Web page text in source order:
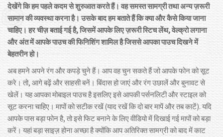
देखेंगे कि हम पहले कदम से शुरुआत करते हैं। वह समस्त सामग्री तथा अन्य ज़रूरी
सामान की व्यवस्था करना है। उसके बाद हम बताते हैं कि क्या और कैसे किया जाना
चाहिए। हर चीज़ बताई गई है, जिसमें आपके लिए ज़रूरी स्टिच लेंथ, वेल्क्रो लगाना
और अंत में आपके पाउच की फिनिशिंग शामिल है जिससे आपका पाउच दिखने में
बेहतरीन हो।
अब हमने अपने रंग और कपड़े चुने हैं। आप वह चुन सकते हैं जो आपके फोन को सूट
करे। तो, आगे बढ़ें और साहसी बनें। बिंदास हो जाएं और रंग उछालें और बुनावट से
खेलें। यह आपका मोबाइल पाउच है इसलिए इसे आपकी पर्सनलिटी और स्टाइल को
सूट करना चाहिए। मापों को सटीक रखें (याद रखें कि दो बार मापें और तब काटें). यदि
आपके पास बड़ा फोन है, तो इसे फिट बनाने के लिए वीडियो में दिखाई गई मापों को बड़ा
करें। यहां बड़ा साइज़ होना अच्छा है क्योंकि आप अतिरिक्त सामग्री को बाद में काट